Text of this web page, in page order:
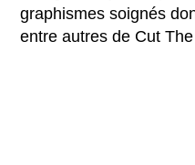
graphismes soignés
entre autres de Cut